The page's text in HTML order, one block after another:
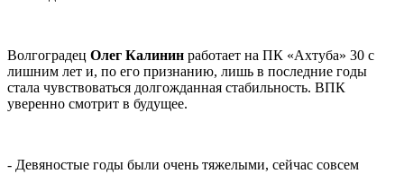
Волгоградец Олег Калинин работает на ПК «Ахтуба» 30 с
лишним лет и, по его признанию, лишь в последние годы
стала чувствоваться долгожданная стабильность. ВПК
уверенно смотрит в будущее.
- Девяностые годы были очень тяжелыми, сейчас совсем